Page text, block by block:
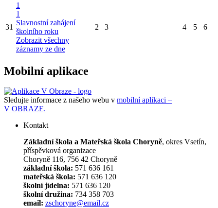
31
1
1
Slavnostní zahájení
školního roku
Zobrazit všechny
záznamy ze dne
2 3 4 5 6
Mobilní aplikace
Sledujte informace z našeho webu v mobilní aplikaci –
V OBRAZE.
Kontakt
Základní škola a Mateřská škola Choryně, okres Vsetín,
příspěvková organizace
Choryně 116, 756 42 Choryně
základní škola: 571 636 161
mateřská škola: 571 636 120
školní jídelna: 571 636 120
školní družina: 734 358 703
email: zschoryne@email.cz